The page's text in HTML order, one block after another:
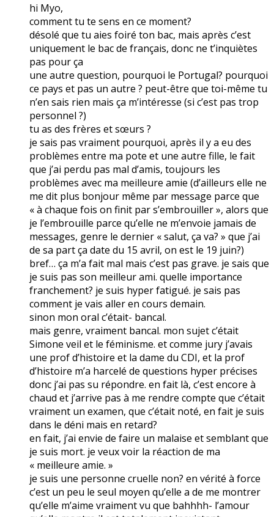
hi Myo,
comment tu te sens en ce moment?
désolé que tu aies foiré ton bac, mais après c’est
uniquement le bac de français, donc ne t’inquiètes
pas pour ça
une autre question, pourquoi le Portugal? pourquoi
ce pays et pas un autre ? peut-être que toi-même tu
n’en sais rien mais ça m’intéresse (si c’est pas trop
personnel ?)
tu as des frères et sœurs ?
je sais pas vraiment pourquoi, après il y a eu des
problèmes entre ma pote et une autre fille, le fait
que j’ai perdu pas mal d’amis, toujours les
problèmes avec ma meilleure amie (d’ailleurs elle ne
me dit plus bonjour même par message parce que
« à chaque fois on finit par s’embrouiller », alors que
je l’embrouille parce qu’elle ne m’envoie jamais de
messages, genre le dernier « salut, ça va? » que j’ai
de sa part ça date du 15 avril, on est le 19 juin?)
bref… ça m’a fait mal mais c’est pas grave. je sais que
je suis pas son meilleur ami. quelle importance
franchement? je suis hyper fatigué. je sais pas
comment je vais aller en cours demain.
sinon mon oral c’était- bancal.
mais genre, vraiment bancal. mon sujet c’était
Simone veil et le féminisme. et comme jury j’avais
une prof d’histoire et la dame du CDI, et la prof
d’histoire m’a harcelé de questions hyper précises
donc j’ai pas su répondre. en fait là, c’est encore à
chaud et j’arrive pas à me rendre compte que c’était
vraiment un examen, que c’était noté, en fait je suis
dans le déni mais en retard?
en fait, j’ai envie de faire un malaise et semblant que
je suis mort. je veux voir la réaction de ma
« meilleure amie. »
je suis une personne cruelle non? en vérité à force
c’est un peu le seul moyen qu’elle a de me montrer
qu’elle m’aime vraiment vu que bahhhh- l’amour